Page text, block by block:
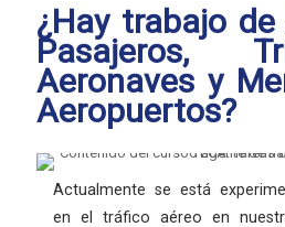
¿Hay trabajo
Pasajeros,
Aeronaves y
Aeropuertos?
Actualmente se está
en el tráfico aéreo en